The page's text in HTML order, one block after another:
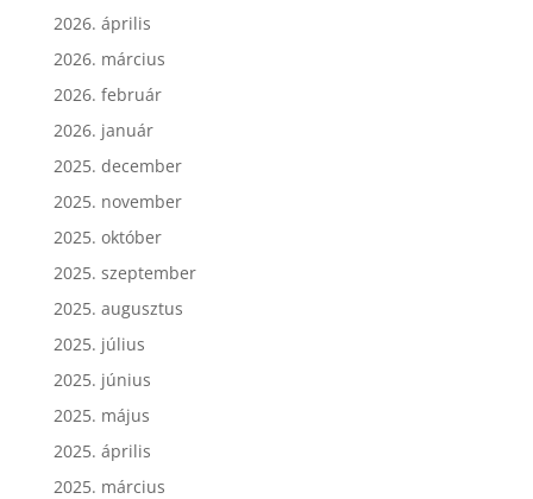
2026. április
2026. március
2026. február
2026. január
2025. december
2025. november
2025. október
2025. szeptember
2025. augusztus
2025. július
2025. június
2025. május
2025. április
2025. március